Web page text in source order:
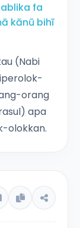
fa
kānū bihī
(Nabi
orang
apa
olokkan.